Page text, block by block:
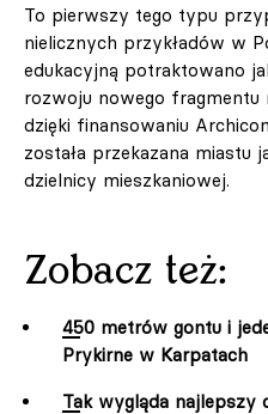
To pierwszy tego typu
nielicznych przykładów w
edukacyjną potraktowano
rozwoju nowego fragmentu
dzięki finansowaniu
została przekazana miastu
dzielnicy mieszkaniowej.
Zobacz też:
450 metrów gontu i
Prykirne w Karpatach
Tak wygląda najlepszy